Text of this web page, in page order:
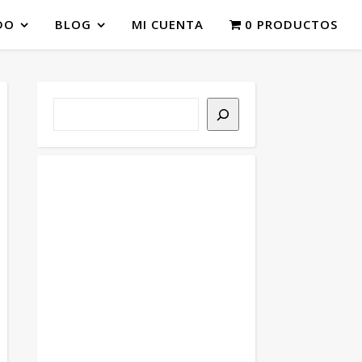
BLOG MI CUENTA 0 PRODUCTOS